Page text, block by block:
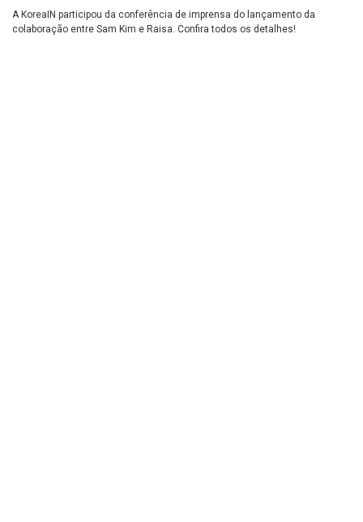
A KoreaIN participou da conferência de imprensa do lançamento da
colaboração entre Sam Kim e Raisa. Confira todos os detalhes!